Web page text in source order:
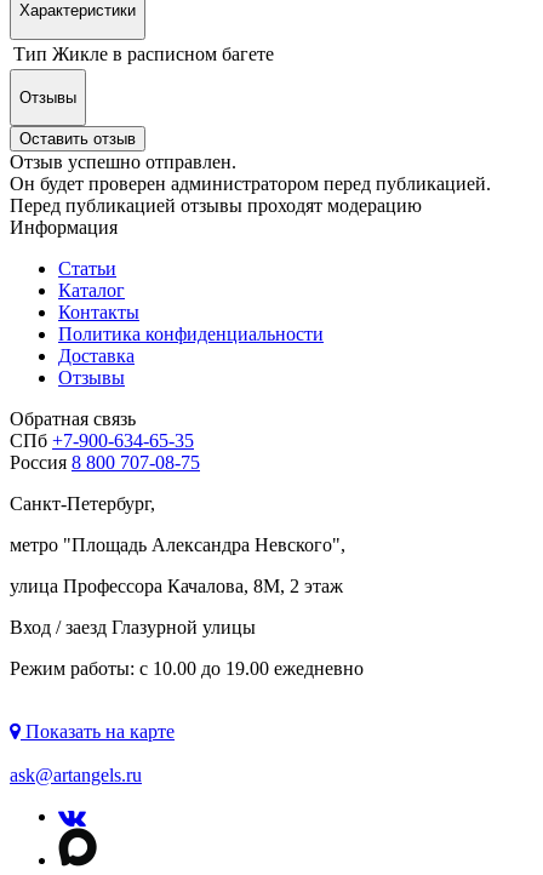
Характеристики
Тип Жикле в расписном багете
Отзывы
Оставить отзыв
Отзыв успешно отправлен.
Он будет проверен администратором перед публикацией.
Перед публикацией отзывы проходят модерацию
Информация
Статьи
Каталог
Контакты
Политика конфиденциальности
Доставка
Отзывы
Обратная связь
СПб +7-900-634-65-35
Россия 8 800 707-08-75
Санкт-Петербург,
метро "Площадь Александра Невского",
улица Профессора Качалова, 8М, 2 этаж
Вход / заезд Глазурной улицы
Режим работы: с 10.00 до 19.00 ежедневно
Показать на карте
ask@artangels.ru